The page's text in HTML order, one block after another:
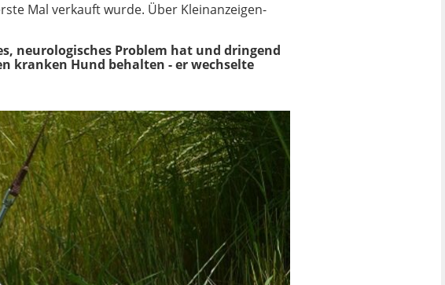
Mal verkauft wurde. Über Kleinanzeigen-
neurologisches Problem hat und dringend
kranken Hund behalten - er wechselte